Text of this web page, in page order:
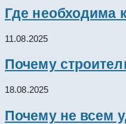
Где необходима
11.08.2025
Почему
18.08.2025
Почему не всем